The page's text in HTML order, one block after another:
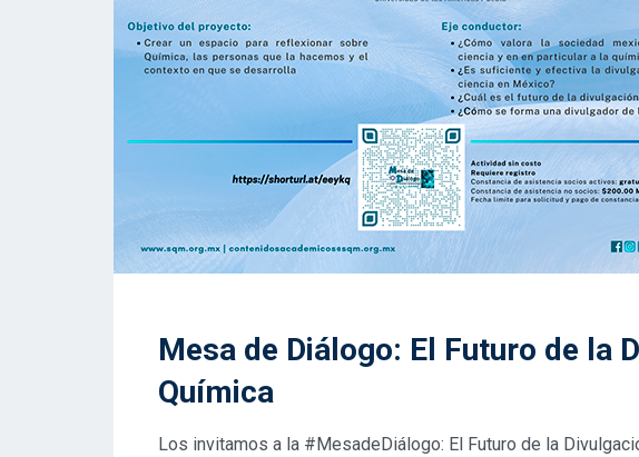
Mesa de Diálogo: El Futuro de la
Química
Los invitamos a la #MesadeDiálogo: El Futuro de la